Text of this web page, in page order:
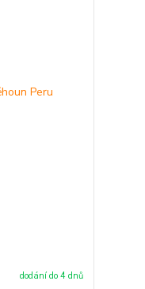
dodání do 4 dnů